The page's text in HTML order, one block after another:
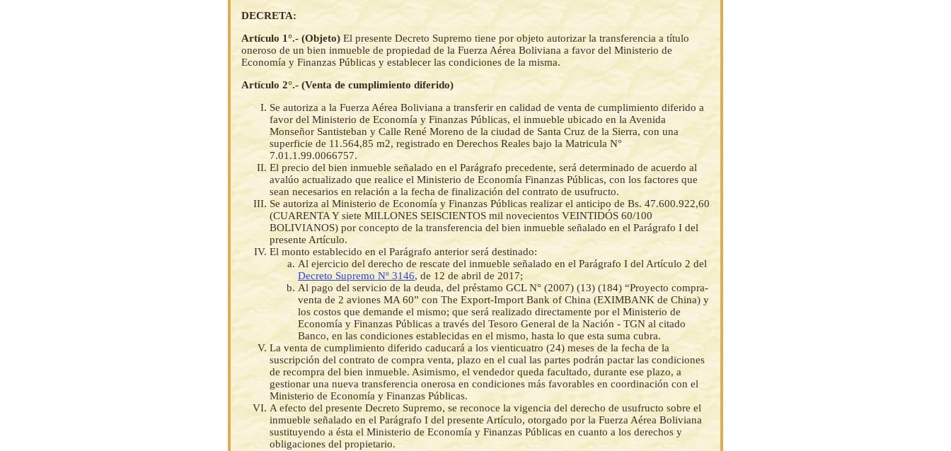
DECRETA:
Artículo 1°.- (Objeto) El presente Decreto Supremo tiene por objeto autorizar la transferencia a título
oneroso de un bien inmueble de propiedad de la Fuerza Aérea Boliviana a favor del Ministerio de
Economía y Finanzas Públicas y establecer las condiciones de la misma.
Artículo 2°.- (Venta de cumplimiento diferido)
Se autoriza a la Fuerza Aérea Boliviana a transferir en calidad de venta de cumplimiento diferido a
favor del Ministerio de Economía y Finanzas Públicas, el inmueble ubicado en la Avenida
Monseñor Santisteban y Calle René Moreno de la ciudad de Santa Cruz de la Sierra, con una
superficie de 11.564,85 m2, registrado en Derechos Reales bajo la Matricula N°
7.01.1.99.0066757.
El precio del bien inmueble señalado en el Parágrafo precedente, será determinado de acuerdo al
avalúo actualizado que realice el Ministerio de Economía Finanzas Públicas, con los factores que
sean necesarios en relación a la fecha de finalización del contrato de usufructo.
Se autoriza al Ministerio de Economía y Finanzas Públicas realizar el anticipo de Bs. 47.600.922,60
(CUARENTA Y siete MILLONES SEISCIENTOS mil novecientos VEINTIDÓS 60/100
BOLIVIANOS) por concepto de la transferencia del bien inmueble señalado en el Parágrafo I del
presente Artículo.
El monto establecido en el Parágrafo anterior será destinado:
Al ejercicio del derecho de rescate del inmueble señalado en el Parágrafo I del Artículo 2 del
Decreto Supremo Nº 3146, de 12 de abril de 2017;
Al pago del servicio de la deuda, del préstamo GCL N° (2007) (13) (184) “Proyecto compra-
venta de 2 aviones MA 60” con The Export-Import Bank of China (EXIMBANK de China) y
los costos que demande el mismo; que será realizado directamente por el Ministerio de
Economía y Finanzas Públicas a través del Tesoro General de la Nación - TGN al citado
Banco, en las condiciones establecidas en el mismo, hasta lo que esta suma cubra.
La venta de cumplimiento diferido caducará a los vienticuatro (24) meses de la fecha de la
suscripción del contrato de compra venta, plazo en el cual las partes podrán pactar las condiciones
de recompra del bien inmueble. Asimismo, el vendedor queda facultado, durante ese plazo, a
gestionar una nueva transferencia onerosa en condiciones más favorables en coordinación con el
Ministerio de Economía y Finanzas Públicas.
A efecto del presente Decreto Supremo, se reconoce la vigencia del derecho de usufructo sobre el
inmueble señalado en el Parágrafo I del presente Artículo, otorgado por la Fuerza Aérea Boliviana
sustituyendo a ésta el Ministerio de Economía y Finanzas Públicas en cuanto a los derechos y
obligaciones del propietario.